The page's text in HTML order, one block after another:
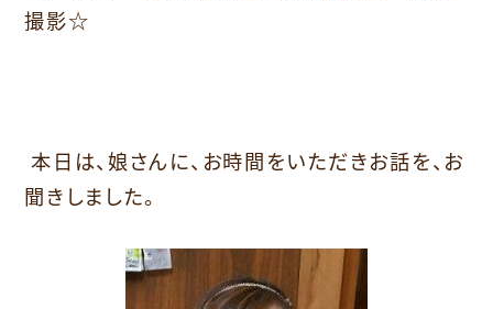
撮影☆
本日は、娘さんに、お時間をいただきお話を、お
聞きしました。